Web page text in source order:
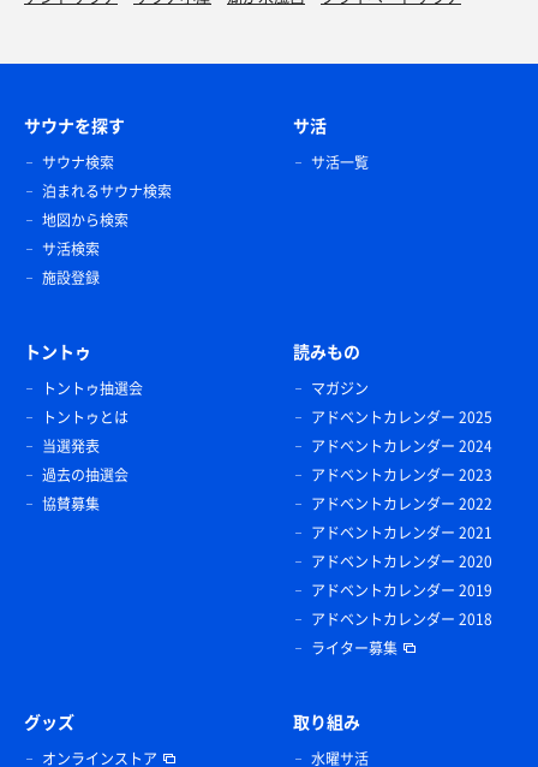
サウナを探す
サウナ検索
泊まれるサウナ検索
地図から検索
サ活検索
施設登録
サ活
サ活一覧
トントゥ
トントゥ抽選会
トントゥとは
当選発表
過去の抽選会
協賛募集
読みもの
マガジン
アドベントカレンダー 2025
アドベントカレンダー 2024
アドベントカレンダー 2023
アドベントカレンダー 2022
アドベントカレンダー 2021
アドベントカレンダー 2020
アドベントカレンダー 2019
アドベントカレンダー 2018
ライター募集
グッズ
オンラインストア
取り組み
水曜サ活